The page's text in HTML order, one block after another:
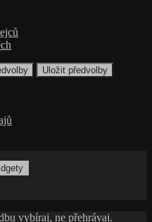
Uložit předvolby
vybíraj, ne přehrávaj.